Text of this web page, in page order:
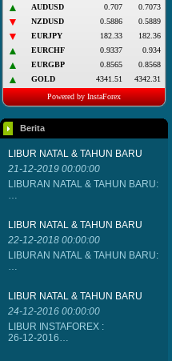
Berita
LIBUR NATAL & TAHUN BARU
21-12-2019 00:00:00
LIBURAN NATAL & TAHUN BARU:
…
LIBUR NATAL & TAHUN BARU
22-12-2018 00:00:00
LIBURAN NATAL & TAHUN BARU:
…
LIBUR NATAL & TAHUN BARU
24-12-2016 00:00:00
LIBUR INSTAFOREX :
26-12-2016…